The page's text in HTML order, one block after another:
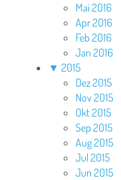
Mai 2016
Apr 2016
Feb 2016
Jan 2016
▼ 2015
Dez 2015
Nov 2015
Okt 2015
Sep 2015
Aug 2015
Jul 2015
Jun 2015